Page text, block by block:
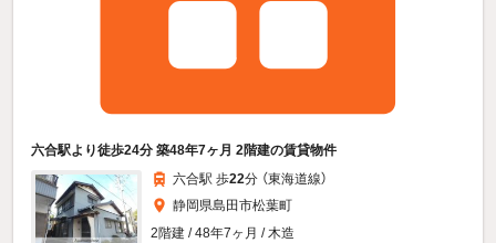
六合駅より徒歩24分 築48年7ヶ月 2階建の賃貸物件
六合駅 歩22分 （東海道線）
静岡県島田市松葉町
2階建 / 48年7ヶ月 / 木造